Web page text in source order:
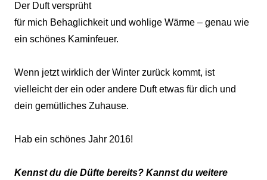
Der Duft versprüht
für mich Behaglichkeit und wohlige Wärme – genau wie
ein schönes Kaminfeuer.
Wenn jetzt wirklich der Winter zurück kommt, ist
vielleicht der ein oder andere Duft etwas für dich und
dein gemütliches Zuhause.
Hab ein schönes Jahr 2016!
Kennst du die Düfte bereits? Kannst du weitere